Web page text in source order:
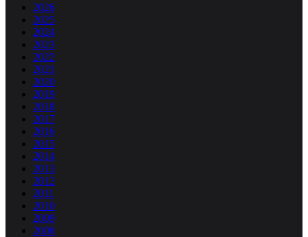
2026
2025
2024
2023
2022
2021
2020
2019
2018
2017
2016
2015
2014
2013
2012
2011
2010
2009
2008